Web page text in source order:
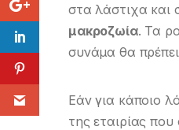
στα λάστιχα και
μακροζωία. Τα
συνάμα θα
Εάν για κάποιο
της εταιρίας